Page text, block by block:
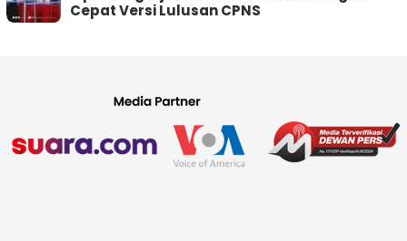
Cepat Versi Lulusan CPNS